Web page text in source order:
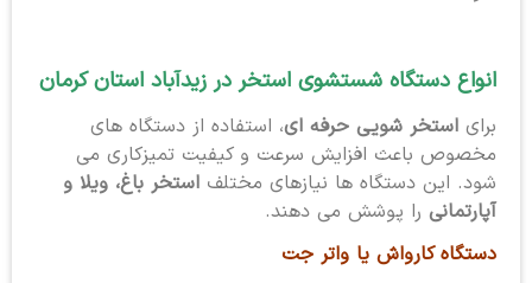
انواع دستگاه شستشوی استخر در زیدآباد استان کرمان
برای استخر شویی حرفه ای، استفاده از دستگاه های
مخصوص باعث افزایش سرعت و کیفیت تمیزکاری می
شود. این دستگاه ها نیازهای مختلف استخر باغ، ویلا و
آپارتمانیرا پوشش می دهند.
دستگاه کارواش یا واتر جت